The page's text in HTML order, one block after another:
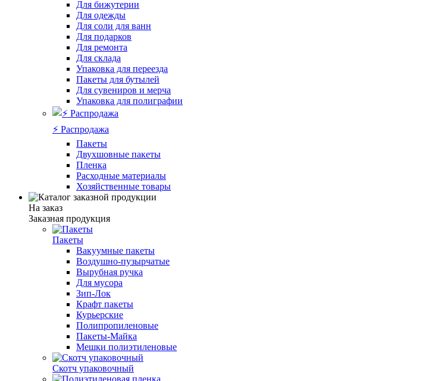
Для бижутерии
Для одежды
Для соли для ванн
Для подарков
Для ремонта
Для склада
Упаковка для переезда
Пакеты для бутылей
Для сувениров и мерча
Упаковка для полиграфии
⚡️ Распродажа
Пакеты
Двухшовные пакеты
Пленка
Расходные материалы
Хозяйственные товары
На заказ
Заказная продукция
Пакеты
Вакуумные пакеты
Воздушно-пузырчатые
Вырубная ручка
Для мусора
Зип-Лок
Крафт пакеты
Курьерские
Полипропиленовые
Пакеты-Майка
Мешки полиэтиленовые
Скотч упаковочный